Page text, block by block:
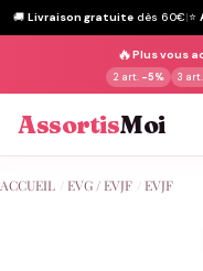
🚚 Livraison gratuite dès 60€|⭐
🔥Plus vous
2 art. -5% 3 art.
AssortisMoi
au
ACCUEIL EVG / EVJF EVJF